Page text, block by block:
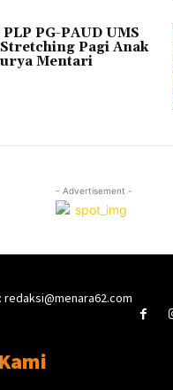
PG-PAUD UMS
Pagi Anak
Mentari
- Advertisement -
redaksi@menara62.com